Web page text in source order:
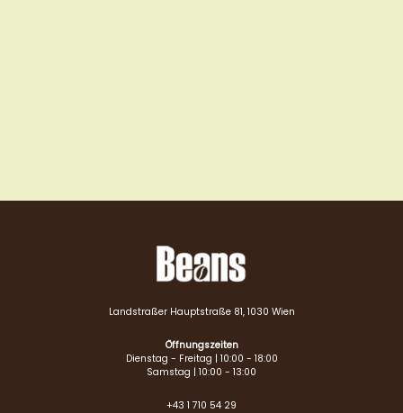
Landstraßer Hauptstraße 81, 1030 Wien
Öffnungszeiten
Dienstag - Freitag | 10:00 - 18:00
Samstag | 10:00 - 13:00
+43 1 710 54 29